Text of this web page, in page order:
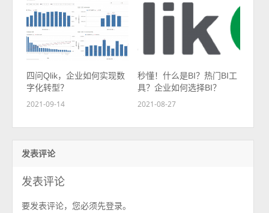
四问Qlik，企业如何实现数
字化转型？
2021-09-14
秒懂！什么是BI？热门BI工
具？企业如何选择BI？
2021-08-27
发表评论
发表评论
要发表评论，您必须先登录。